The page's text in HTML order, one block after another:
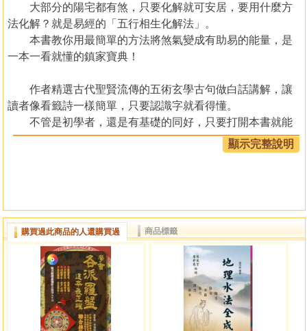
大部分的陽宅都有煞，只要化解就可安居，要用什麼方
法化解？就是易經的「五行相生化解法」。
本書教你用最簡單的方法將煞氣變成有助易的能量，是
一本一看就懂的鎮家寶典！
作者精選古代聖賢流傳的五術玄學古句做白話講解，讓
讀者像看籤詩一樣簡單，只要認識字就看得懂。
不管是初學者，還是有基礎的同好，只要打開本書就能
看懂，如：陽宅的內外六事擺設、男女命宮、九宮星曜、屋
角壁刀……，一看就清楚各格局的好壞，簡單明瞭，不怕學
大部分的陽宅都有煞，陽宅如果沒有煞那代表這個地方
比較沒有進步，所以才沒有發達因為地方越發展這個地方，
一定高樓林立有建設有建築物一定有，屋角，壁刀，有這些
煞氣沒有什麼關係，只要化解就可以安居，至於要用什麼化
解，就是以易經的陰陽五行，相生相剋的方法，用五行相生
化解法，不可用錯方法用錯方法就是相剋，相剋當然越不
好，相生就是幫助我們的貴人，相剋就是要管我，傷我的敵
顯示完整說明
購買過此商品的人還購買過 商品標籤